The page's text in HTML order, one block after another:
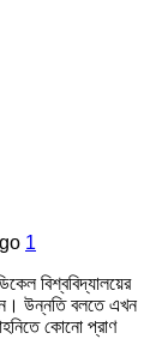
1
বিশ্ববিদ্যালয়ের
উন্নতি বলতে এখন
কোনো প্রাণ